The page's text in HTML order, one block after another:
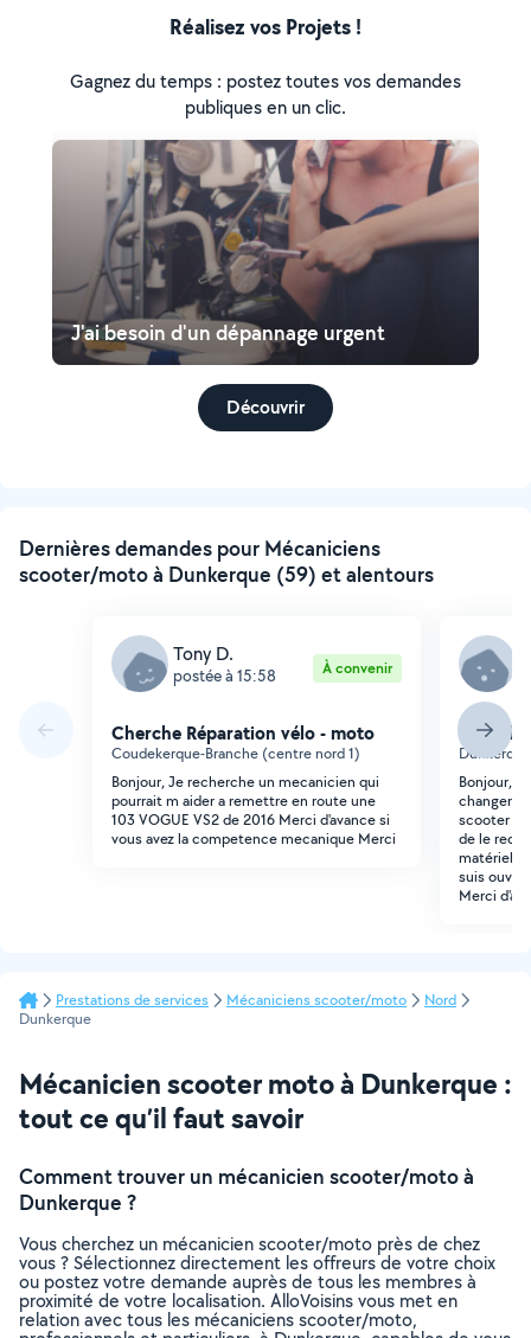
Réalisez vos Projets !
Gagnez du temps : postez toutes vos demandes
publiques en un clic.
J'ai besoin d'un dépannage urgent
Découvrir
Dernières demandes pour Mécaniciens
scooter/moto à Dunkerque (59) et alentours
Tony D.
postée à 15:58 À convenir
Cherche Réparation vélo - moto
Coudekerque-Branche (centre nord 1)
Bonjour, Je recherche un mecanicien qui
pourrait m aider a remettre en route une
103 VOGUE VS2 de 2016 Merci d'avance si
vous avez la competence mecanique Merci
Bonjour,
changer
scooter
de le
matériel
suis
Merci
Prestations de services Mécaniciens scooter/moto
Nord
Dunkerque
Mécanicien scooter moto à Dunkerque :
tout ce qu’il faut savoir
Comment trouver un mécanicien scooter/moto à
Dunkerque ?
Vous cherchez un mécanicien scooter/moto près de chez
vous ? Sélectionnez directement les offreurs de votre choix
ou postez votre demande auprès de tous les membres à
proximité de votre localisation. AlloVoisins vous met en
relation avec tous les mécaniciens scooter/moto,